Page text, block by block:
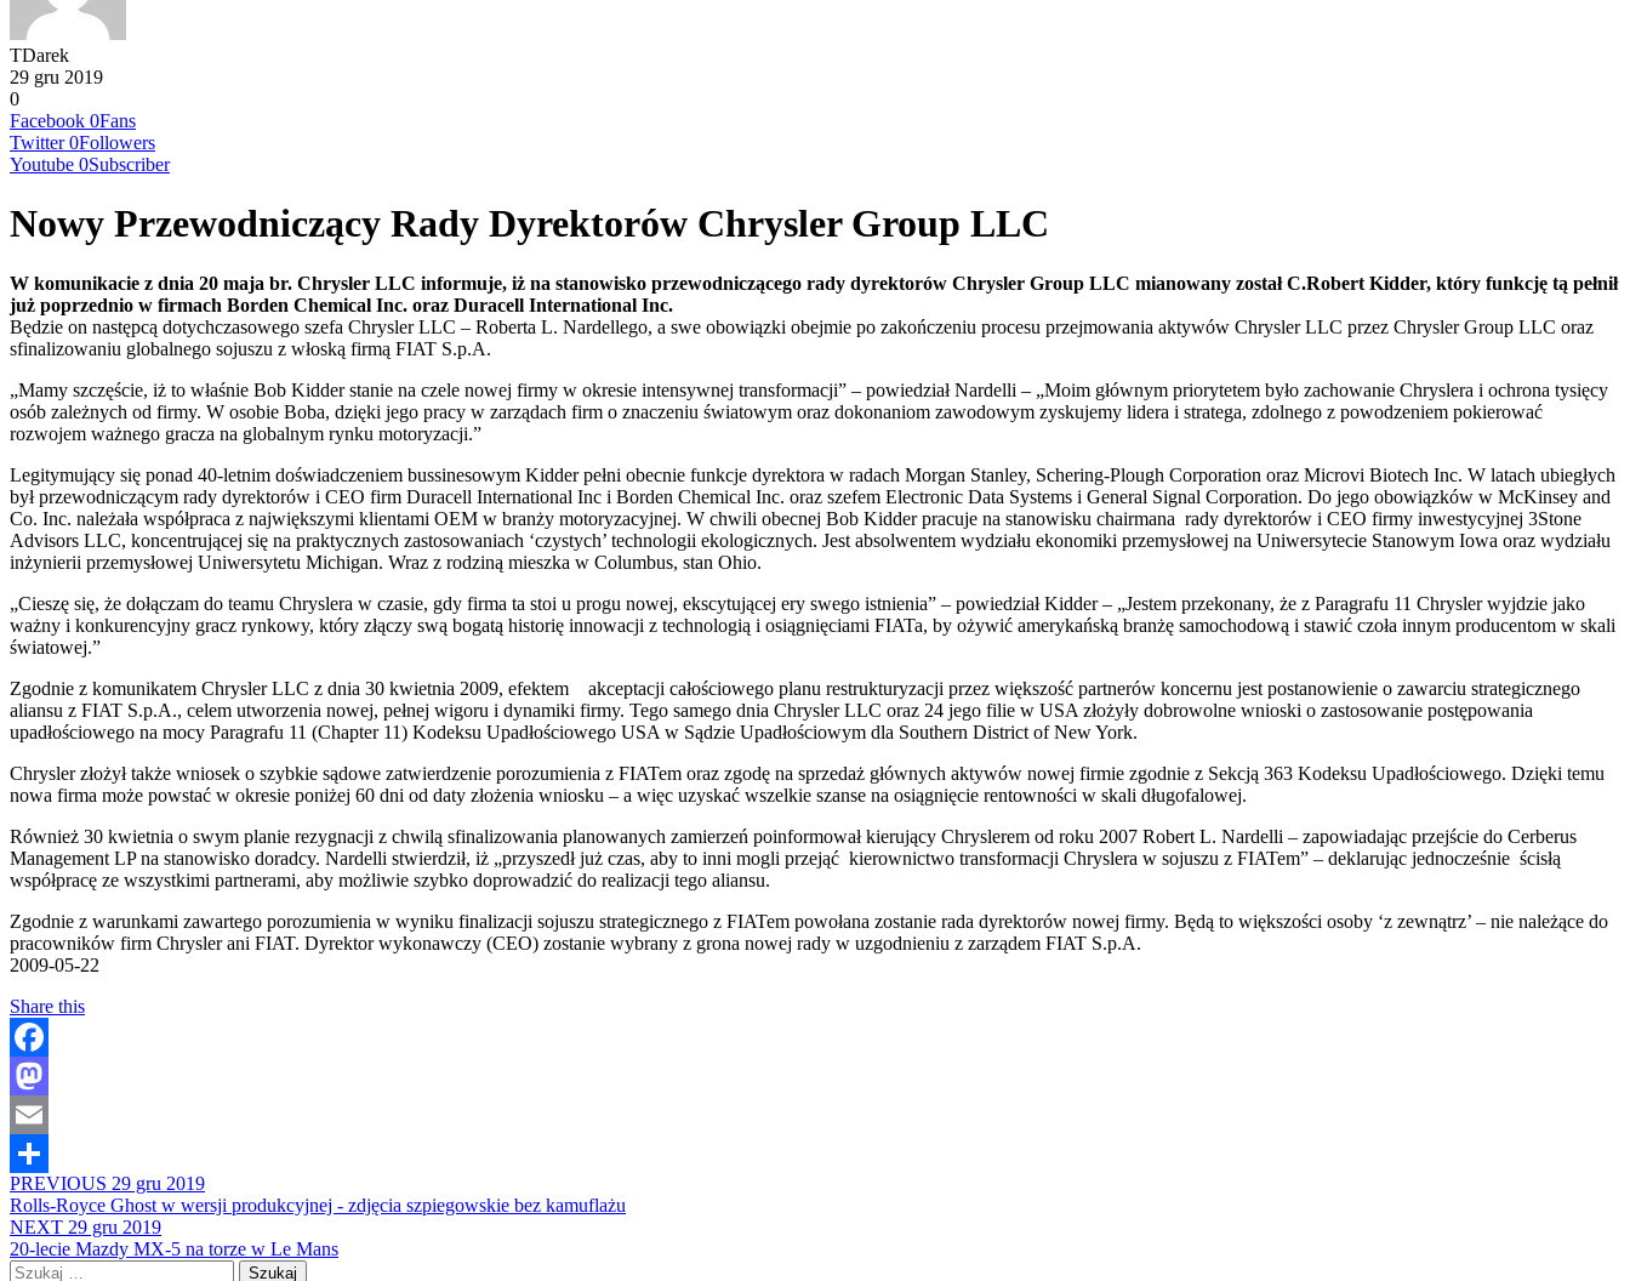
TDarek
29 gru 2019
0
Facebook 0Fans
Twitter 0Followers
Youtube 0Subscriber
Nowy Przewodniczący Rady Dyrektorów Chrysler Group LLC
W komunikacie z dnia 20 maja br. Chrysler LLC informuje, iż na stanowisko przewodniczącego rady dyrektorów Chrysler Group LLC mianowany został C.Robert Kidder, który funkcję tą pełnił
już poprzednio w firmach Borden Chemical Inc. oraz Duracell International Inc.
Będzie on następcą dotychczasowego szefa Chrysler LLC – Roberta L. Nardellego, a swe obowiązki obejmie po zakończeniu procesu przejmowania aktywów Chrysler LLC przez Chrysler Group LLC oraz
sfinalizowaniu globalnego sojuszu z włoską firmą FIAT S.p.A.
„Mamy szczęście, iż to właśnie Bob Kidder stanie na czele nowej firmy w okresie intensywnej transformacji” – powiedział Nardelli – „Moim głównym priorytetem było zachowanie Chryslera i ochrona tysięcy
osób zależnych od firmy. W osobie Boba, dzięki jego pracy w zarządach firm o znaczeniu światowym oraz dokonaniom zawodowym zyskujemy lidera i stratega, zdolnego z powodzeniem pokierować
rozwojem ważnego gracza na globalnym rynku motoryzacji.”
Legitymujący się ponad 40-letnim doświadczeniem bussinesowym Kidder pełni obecnie funkcje dyrektora w radach Morgan Stanley, Schering-Plough Corporation oraz Microvi Biotech Inc. W latach ubiegłych
był przewodniczącym rady dyrektorów i CEO firm Duracell International Inc i Borden Chemical Inc. oraz szefem Electronic Data Systems i General Signal Corporation. Do jego obowiązków w McKinsey and
Co. Inc. należała współpraca z największymi klientami OEM w branży motoryzacyjnej. W chwili obecnej Bob Kidder pracuje na stanowisku chairmana rady dyrektorów i CEO firmy inwestycyjnej 3Stone
Advisors LLC, koncentrującej się na praktycznych zastosowaniach ‘czystych’ technologii ekologicznych. Jest absolwentem wydziału ekonomiki przemysłowej na Uniwersytecie Stanowym Iowa oraz wydziału
inżynierii przemysłowej Uniwersytetu Michigan. Wraz z rodziną mieszka w Columbus, stan Ohio.
„Cieszę się, że dołączam do teamu Chryslera w czasie, gdy firma ta stoi u progu nowej, ekscytującej ery swego istnienia” – powiedział Kidder – „Jestem przekonany, że z Paragrafu 11 Chrysler wyjdzie jako
ważny i konkurencyjny gracz rynkowy, który złączy swą bogatą historię innowacji z technologią i osiągnięciami FIATa, by ożywić amerykańską branżę samochodową i stawić czoła innym producentom w skali
światowej.”
Zgodnie z komunikatem Chrysler LLC z dnia 30 kwietnia 2009, efektem akceptacji całościowego planu restrukturyzacji przez większość partnerów koncernu jest postanowienie o zawarciu strategicznego
aliansu z FIAT S.p.A., celem utworzenia nowej, pełnej wigoru i dynamiki firmy. Tego samego dnia Chrysler LLC oraz 24 jego filie w USA złożyły dobrowolne wnioski o zastosowanie postępowania
upadłościowego na mocy Paragrafu 11 (Chapter 11) Kodeksu Upadłościowego USA w Sądzie Upadłościowym dla Southern District of New York.
Chrysler złożył także wniosek o szybkie sądowe zatwierdzenie porozumienia z FIATem oraz zgodę na sprzedaż głównych aktywów nowej firmie zgodnie z Sekcją 363 Kodeksu Upadłościowego. Dzięki temu
nowa firma może powstać w okresie poniżej 60 dni od daty złożenia wniosku – a więc uzyskać wszelkie szanse na osiągnięcie rentowności w skali długofalowej.
Również 30 kwietnia o swym planie rezygnacji z chwilą sfinalizowania planowanych zamierzeń poinformował kierujący Chryslerem od roku 2007 Robert L. Nardelli – zapowiadając przejście do Cerberus
Management LP na stanowisko doradcy. Nardelli stwierdził, iż „przyszedł już czas, aby to inni mogli przejąć kierownictwo transformacji Chryslera w sojuszu z FIATem” – deklarując jednocześnie ścisłą
współpracę ze wszystkimi partnerami, aby możliwie szybko doprowadzić do realizacji tego aliansu.
Zgodnie z warunkami zawartego porozumienia w wyniku finalizacji sojuszu strategicznego z FIATem powołana zostanie rada dyrektorów nowej firmy. Będą to większości osoby ‘z zewnątrz’ – nie należące do
pracowników firm Chrysler ani FIAT. Dyrektor wykonawczy (CEO) zostanie wybrany z grona nowej rady w uzgodnieniu z zarządem FIAT S.p.A.
2009-05-22
Share this
Facebook
Mastodon
Email
Share
PREVIOUS 29 gru 2019
Rolls-Royce Ghost w wersji produkcyjnej - zdjęcia szpiegowskie bez kamuflażu
NEXT 29 gru 2019
20-lecie Mazdy MX-5 na torze w Le Mans
Szukaj: